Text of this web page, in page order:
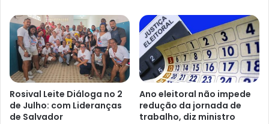
Rosival Leite Diáloga no 2
de Julho: com Lideranças
de Salvador
Ano eleitoral não impede
redução da jornada de
trabalho, diz ministro